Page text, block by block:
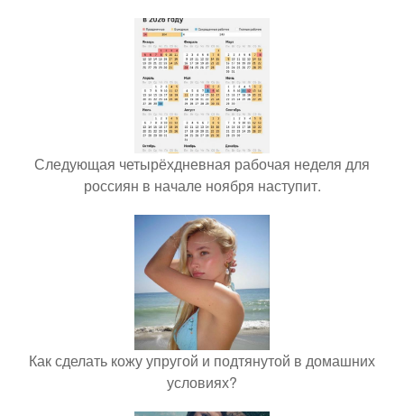
Следующая четырёхдневная рабочая неделя для
россиян в начале ноября наступит.
Как сделать кожу упругой и подтянутой в домашних
условиях?